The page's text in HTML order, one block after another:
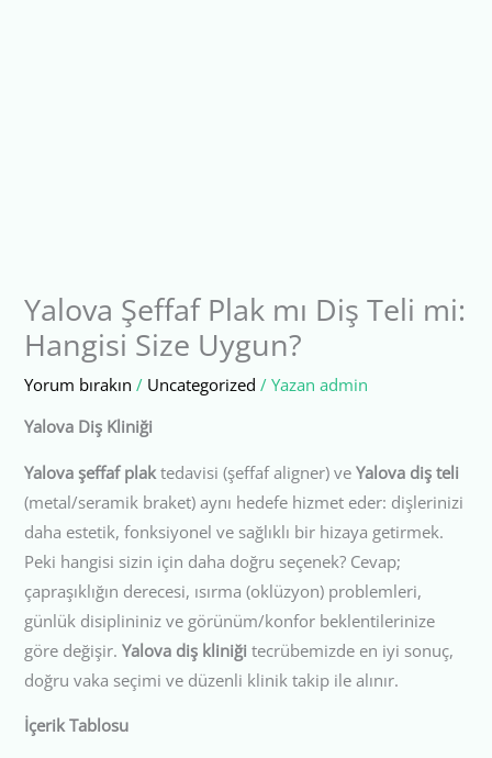
Yalova Şeffaf Plak mı Diş Teli mi:
Hangisi Size Uygun?
Yorum bırakın / Uncategorized / Yazan admin
Yalova Diş Kliniği
Yalova şeffaf plak tedavisi (şeffaf aligner) veYalova diş teli
(metal/seramik braket) aynı hedefe hizmet eder: dişlerinizi
daha estetik, fonksiyonel ve sağlıklı bir hizaya getirmek.
Peki hangisi sizin için daha doğru seçenek? Cevap;
çapraşıklığın derecesi, ısırma (oklüzyon) problemleri,
günlük disiplininiz ve görünüm/konfor beklentilerinize
göre değişir.Yalova diş kliniği tecrübemizde en iyi sonuç,
doğru vaka seçimi ve düzenli klinik takip ile alınır.
İçerik Tablosu